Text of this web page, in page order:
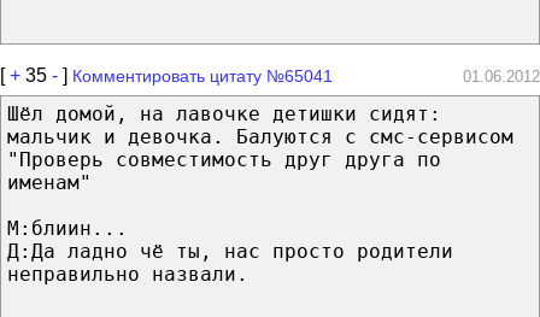
[+ 35 - ] Комментировать цитату №65041 01.06.2012
Шёл домой, на лавочке детишки сидят:
мальчик и девочка. Балуются с смс-сервисом
"Проверь совместимость друг друга по
именам"
М:блиин...
Д:Да ладно чё ты, нас просто родители
неправильно назвали.